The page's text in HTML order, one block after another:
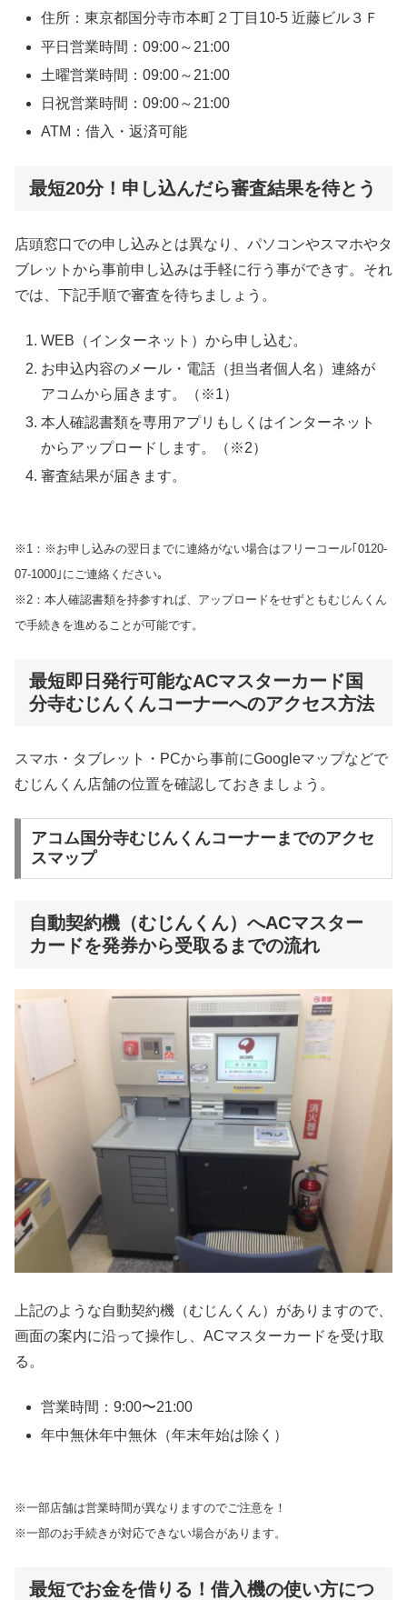
住所：東京都国分寺市本町２丁目10-5 近藤ビル３Ｆ
平日営業時間：09:00～21:00
土曜営業時間：09:00～21:00
日祝営業時間：09:00～21:00
ATM：借入・返済可能
最短20分！申し込んだら審査結果を待とう
店頭窓口での申し込みとは異なり、パソコンやスマホやタ
ブレットから事前申し込みは手軽に行う事ができす。それ
では、下記手順で審査を待ちましょう。
WEB（インターネット）から申し込む。
お申込内容のメール・電話（担当者個人名）連絡が
アコムから届きます。（※1）
本人確認書類を専用アプリもしくはインターネット
からアップロードします。（※2）
審査結果が届きます。
※1：※お申し込みの翌日までに連絡がない場合はフリーコール｢0120-
07-1000｣にご連絡ください｡
※2：本人確認書類を持参すれば、アップロードをせずともむじんくん
で手続きを進めることが可能です。
最短即日発行可能なACマスターカード国
分寺むじんくんコーナーへのアクセス方法
スマホ・タブレット・PCから事前にGoogleマップなどで
むじんくん店舗の位置を確認しておきましょう。
アコム国分寺むじんくんコーナーまでのアクセ
スマップ
自動契約機（むじんくん）へACマスター
カードを発券から受取るまでの流れ
上記のような自動契約機（むじんくん）がありますので、
画面の案内に沿って操作し、ACマスターカードを受け取
る。
営業時間：9:00〜21:00
年中無休年中無休（年末年始は除く）
※一部店舗は営業時間が異なりますのでご注意を！
※一部のお手続きが対応できない場合があります。
最短でお金を借りる！借入機の使い方につ